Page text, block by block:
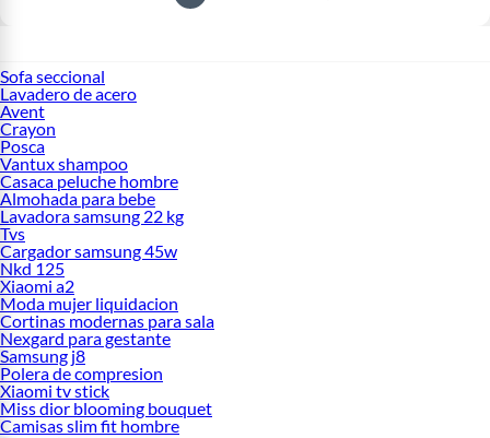
Sofa seccional
Lavadero de acero
Avent
Crayon
Posca
Vantux shampoo
Casaca peluche hombre
Almohada para bebe
Lavadora samsung 22 kg
Tvs
Cargador samsung 45w
Nkd 125
Xiaomi a2
Moda mujer liquidacion
Cortinas modernas para sala
Nexgard para gestante
Samsung j8
Polera de compresion
Xiaomi tv stick
Miss dior blooming bouquet
Camisas slim fit hombre